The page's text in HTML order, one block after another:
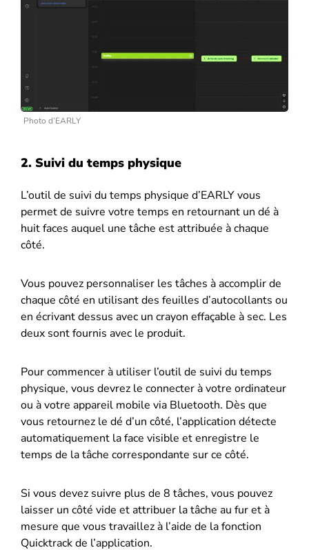
Photo d’EARLY
2. Suivi du temps physique
L’outil de suivi du temps physique d’EARLY vous
permet de suivre votre temps en retournant un dé à
huit faces auquel une tâche est attribuée à chaque
côté.
Vous pouvez personnaliser les tâches à accomplir de
chaque côté en utilisant des feuilles d’autocollants ou
en écrivant dessus avec un crayon effaçable à sec. Les
deux sont fournis avec le produit.
Pour commencer à utiliser l’outil de suivi du temps
physique, vous devrez le connecter à votre ordinateur
ou à votre appareil mobile via Bluetooth. Dès que
vous retournez le dé d’un côté, l’application détecte
automatiquement la face visible et enregistre le
temps de la tâche correspondante sur ce côté.
Si vous devez suivre plus de 8 tâches, vous pouvez
laisser un côté vide et attribuer la tâche au fur et à
mesure que vous travaillez à l’aide de la fonction
Quicktrack de l’application.